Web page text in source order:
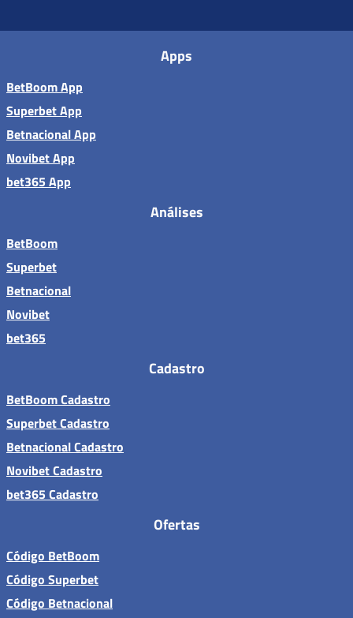
Apps
BetBoom App
Superbet App
Betnacional App
Novibet App
bet365 App
Análises
BetBoom
Superbet
Betnacional
Novibet
bet365
Cadastro
BetBoom Cadastro
Superbet Cadastro
Betnacional Cadastro
Novibet Cadastro
bet365 Cadastro
Ofertas
Código BetBoom
Código Superbet
Código Betnacional